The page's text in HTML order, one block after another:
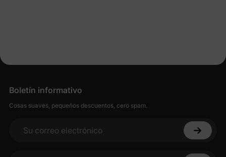
Boletín informativo
Cosas suaves, pequeños descuentos, cero spam.
Su correo electrónico